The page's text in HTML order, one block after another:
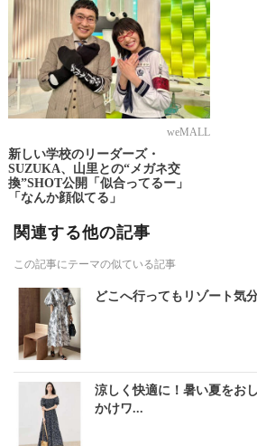
weMALL
新しい学校のリーダーズ・
SUZUKA、山里との“メガネ交
換”SHOT公開「似合ってるー」
「なんか顔似てる」
関連する他の記事
この記事にテーマの似ている記事
どこへ行ってもリゾート気
涼しく快適に！暑い夏をお
かけワ...